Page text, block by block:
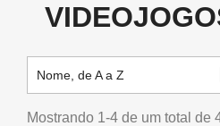
Nome, de A a Z
Mostrando 1-4 de um total de